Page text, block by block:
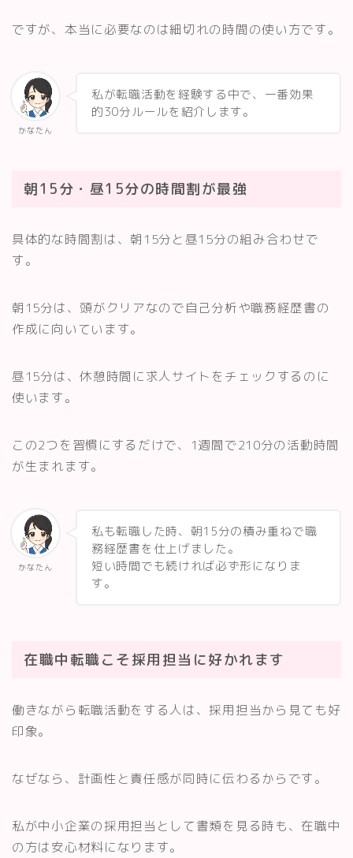
ですが、本当に必要なのは細切れの時間の使い方です。
かなたん
私が転職活動を経験する中で、一番効果
的30分ルールを紹介します。
朝15分・昼15分の時間割が最強
具体的な時間割は、朝15分と昼15分の組み合わせで
す。
朝15分は、頭がクリアなので自己分析や職務経歴書の
作成に向いています。
昼15分は、休憩時間に求人サイトをチェックするのに
使います。
この2つを習慣にするだけで、1週間で210分の活動時間
が生まれます。
かなたん
私も転職した時、朝15分の積み重ねで職
務経歴書を仕上げました。
短い時間でも続ければ必ず形になりま
す。
在職中転職こそ採用担当に好かれます
働きながら転職活動をする人は、採用担当から見ても好
印象。
なぜなら、計画性と責任感が同時に伝わるからです。
私が中小企業の採用担当として書類を見る時も、在職中
の方は安心材料になります。